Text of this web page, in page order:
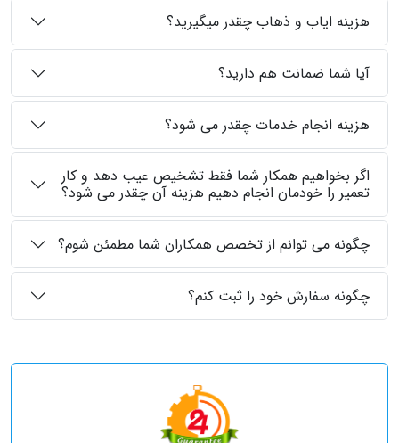
هزینه ایاب و ذهاب چقدر میگیرید؟
آیا شما ضمانت هم دارید؟
هزینه انجام خدمات چقدر می شود؟
اگر بخواهیم همکار شما فقط تشخیص عیب دهد و کار
تعمیر را خودمان انجام دهیم هزینه آن چقدر می شود؟
چگونه می توانم از تخصص همکاران شما مطمئن شوم؟
چگونه سفارش خود را ثبت کنم؟